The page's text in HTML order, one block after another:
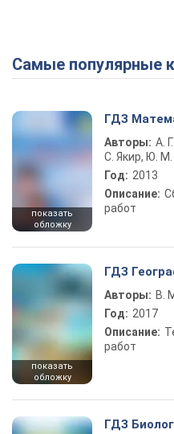
Самые популярные
показать
обложку
ГДЗ
Авторы: А.
С. Якир, Ю.
Год: 2013
Описание:
работ
показать
обложку
ГДЗ
Авторы: В.
Год: 2017
Описание:
работ
ГДЗ